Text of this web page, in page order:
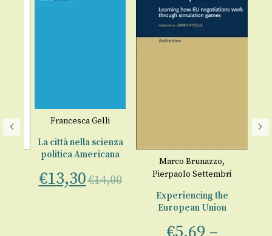
Francesca Gelli
La città nella scienza
politica Americana
€13,30€14,00
Marco Brunazzo,
Pierpaolo Settembri
Experiencing the
European Union